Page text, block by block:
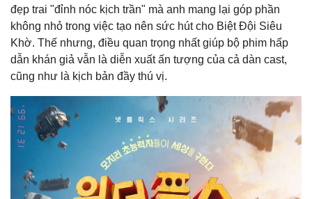
đẹp trai "đỉnh nóc kịch trần" mà anh mang lại góp phần
không nhỏ trong việc tạo nên sức hút cho Biệt Đội Siêu
Khờ. Thế nhưng, điều quan trọng nhất giúp bộ phim hấp
dẫn khán giả vẫn là diễn xuất ấn tượng của cả dàn cast,
cũng như là kịch bản đầy thú vị.